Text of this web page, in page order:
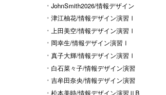
JohnSmith2026/情報デザイン
演習I
津江柚花/情報デザイン演習Ⅰ
上田美空/情報デザイン演習Ⅰ
岡幸生/情報デザイン演習Ⅰ
真子大輝/情報デザイン演習Ⅰ
白石菜々子/情報デザイン演習
Ⅰ 吉牟田奈央/情報デザイン演習
Ⅰ 松本美時/情報デザイン演習ⅡB